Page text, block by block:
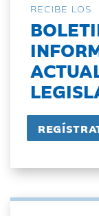
RECIBE LOS